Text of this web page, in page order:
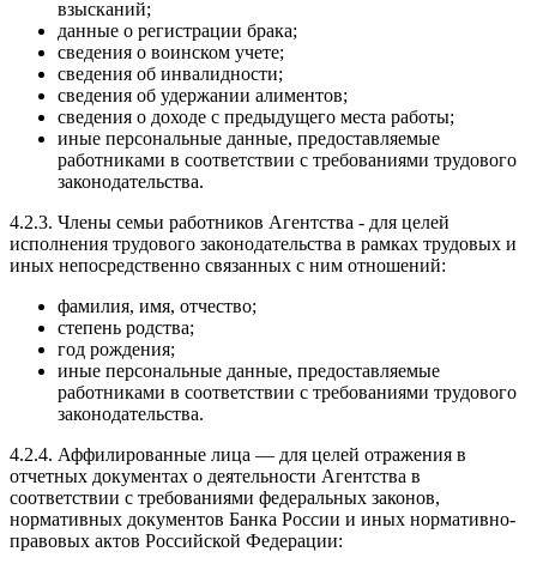
взысканий;
данные о регистрации брака;
сведения о воинском учете;
сведения об инвалидности;
сведения об удержании алиментов;
сведения о доходе с предыдущего места работы;
иные персональные данные, предоставляемые
работниками в соответствии с требованиями трудового
законодательства.
4.2.3. Члены семьи работников Агентства - для целей
исполнения трудового законодательства в рамках трудовых и
иных непосредственно связанных с ним отношений:
фамилия, имя, отчество;
степень родства;
год рождения;
иные персональные данные, предоставляемые
работниками в соответствии с требованиями трудового
законодательства.
4.2.4. Аффилированные лица — для целей отражения в
отчетных документах о деятельности Агентства в
соответствии с требованиями федеральных законов,
нормативных документов Банка России и иных нормативно-
правовых актов Российской Федерации: